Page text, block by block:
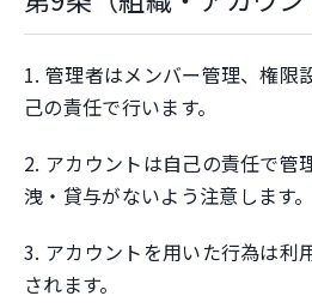
1. 管理者はメンバー管理、権限
己の責任で行います。
2. アカウントは自己の責任で管
洩・貸与がないよう注意します。
3. アカウントを用いた行為は利
されます。